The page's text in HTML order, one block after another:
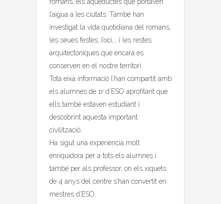
romans, els aqüeductes que portaven
l’aigua a les ciutats. També han
investigat la vida quotidiana del romans,
les seues festes, l’oci,… i les restes
arquitectòniques que encara es
conserven en el nostre territori.
Tota eixa informació l’han compartit amb
els alumnes de 1r d’ESO aprofitant que
ells també estaven estudiant i
descobrint aquesta important
civilització.
Ha sigut una experiència molt
enriquidora per a tots els alumnes i
també per als professor, on els xiquets
de 4 anys del centre s’han convertit en
mestres d’ESO.